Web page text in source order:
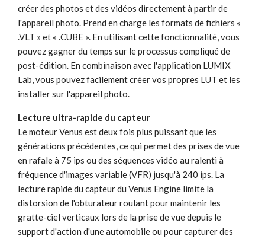
créer des photos et des vidéos directement à partir de
l'appareil photo. Prend en charge les formats de fichiers «
.VLT » et « .CUBE ». En utilisant cette fonctionnalité, vous
pouvez gagner du temps sur le processus compliqué de
post-édition. En combinaison avec l'application LUMIX
Lab, vous pouvez facilement créer vos propres LUT et les
installer sur l'appareil photo.
Lecture ultra-rapide du capteur
Le moteur Venus est deux fois plus puissant que les
générations précédentes, ce qui permet des prises de vue
en rafale à 75 ips ou des séquences vidéo au ralenti à
fréquence d'images variable (VFR) jusqu'à 240 ips. La
lecture rapide du capteur du Venus Engine limite la
distorsion de l'obturateur roulant pour maintenir les
gratte-ciel verticaux lors de la prise de vue depuis le
support d'action d'une automobile ou pour capturer des